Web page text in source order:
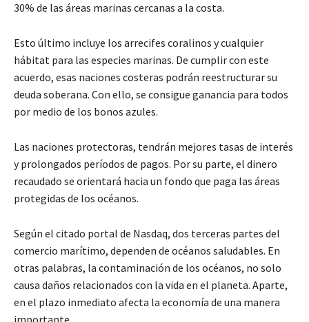
30% de las áreas marinas cercanas a la costa.
Esto último incluye los arrecifes coralinos y cualquier
hábitat para las especies marinas. De cumplir con este
acuerdo, esas naciones costeras podrán reestructurar su
deuda soberana. Con ello, se consigue ganancia para todos
por medio de los bonos azules.
Las naciones protectoras, tendrán mejores tasas de interés
y prolongados períodos de pagos. Por su parte, el dinero
recaudado se orientará hacia un fondo que paga las áreas
protegidas de los océanos.
Según el citado portal de Nasdaq, dos terceras partes del
comercio marítimo, dependen de océanos saludables. En
otras palabras, la contaminación de los océanos, no solo
causa daños relacionados con la vida en el planeta. Aparte,
en el plazo inmediato afecta la economía de una manera